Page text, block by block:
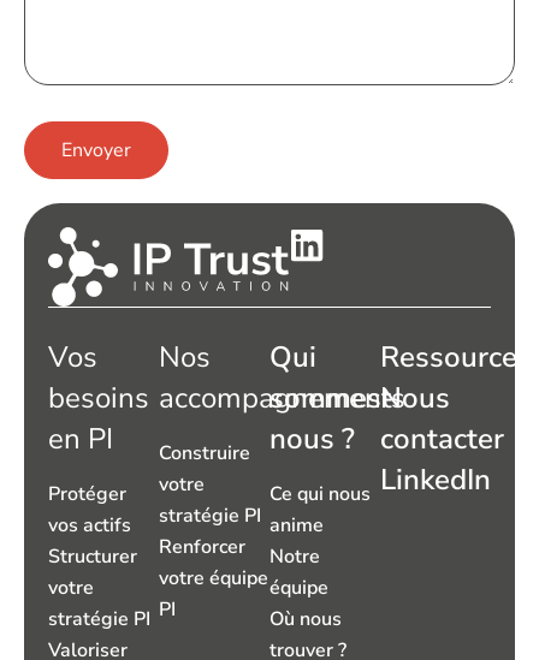
Envoyer
Vos
besoins
en PI
Protéger
vos actifs
Structurer
votre
stratégie PI
Valoriser
Nos
accompagnements
Construire
votre
stratégie PI
Renforcer
votre équipe
PI
Qui
sommes-
nous ?
Ce qui nous
anime
Notre
équipe
Où nous
trouver ?
Ressources
Nous
contacter
LinkedIn